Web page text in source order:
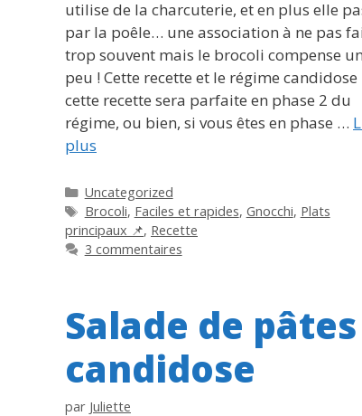
utilise de la charcuterie, et en plus elle
par la poêle… une association à ne pas
trop souvent mais le brocoli compense un
peu ! Cette recette et le régime candidose
cette recette sera parfaite en phase 2 du
régime, ou bien, si vous êtes en phase …
plus
Catégories
Uncategorized
Étiquettes
Brocoli, Faciles et rapides, Gnocchi, Plats
principaux 📌, Recette
3 commentaires
Salade de pâtes
candidose
par Juliette